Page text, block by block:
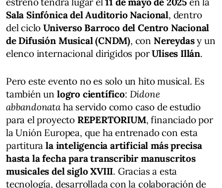
Sala Sinfónica del Auditorio Nacional, dentro
del cicloUniverso Barroco del Centro Nacional
de Difusión Musical (CNDM), con Nereydasy un
elenco internacional dirigidos porUlises Illán.
Pero este evento no es solo un hito musical. Es
también un logro científico: Didone
abbandonataha servido como caso de estudio
para el proyecto REPERTORIUM, financiado por
la Unión Europea, que ha entrenado con esta
partiturala inteligencia artificial más precisa
hasta la fecha para transcribir manuscritos
musicales del siglo XVIII. Gracias a esta
tecnología, desarrollada con la colaboración de